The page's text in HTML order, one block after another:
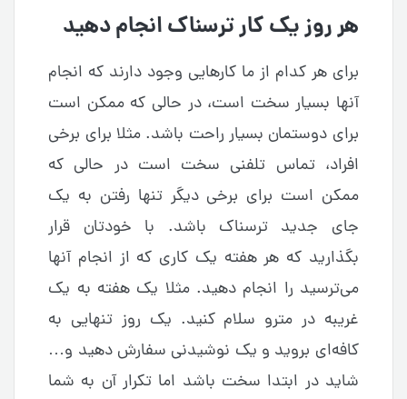
هر روز یک کار ترسناک انجام دهید
برای هر کدام از ما کارهایی وجود دارند که انجام
آنها بسیار سخت است، در حالی که ممکن است
برای دوستمان بسیار راحت باشد. مثلا برای برخی
افراد، تماس تلفنی سخت است در حالی که
ممکن است برای برخی دیگر تنها رفتن به یک
جای جدید ترسناک باشد. با خودتان قرار
بگذارید که هر هفته یک کاری که از انجام آنها
می‌ترسید را انجام دهید. مثلا یک هفته به یک
غریبه در مترو سلام کنید. یک روز تنهایی به
کافه‌ای بروید و یک نوشیدنی سفارش دهید و…
شاید در ابتدا سخت باشد اما تکرار آن به شما